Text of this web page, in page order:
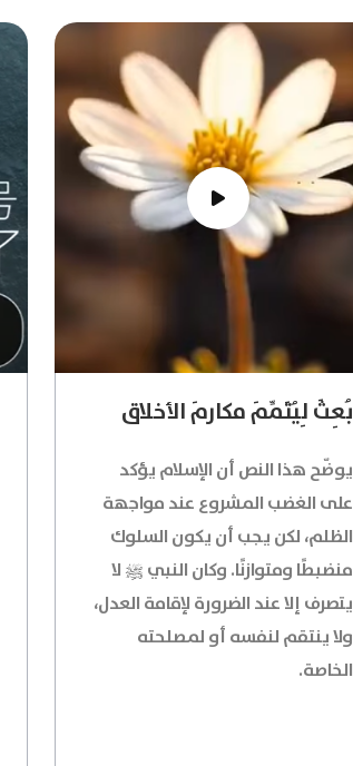
بُعِثَ لِيُتَمِّمَ مكارمَ الأخلاق
يوضّح هذا النص أن الإسلام يؤكد
على الغضب المشروع عند مواجهة
الظلم، لكن يجب أن يكون السلوك
منضبطًا ومتوازنًا. وكان النبي ﷺ لا
يتصرف إلا عند الضرورة لإقامة العدل،
ولا ينتقم لنفسه أو لمصلحته
الخاصة.